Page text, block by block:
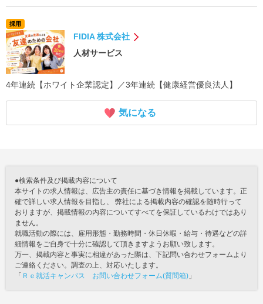
採用
FIDIA 株式会社
人材サービス
4年連続【ホワイト企業認定】／3年連続【健康経営優良法人】
気になる
●検索条件及び掲載内容について
本サイトの求人情報は、広告主の責任に基づき情報を掲載しています。正
確で詳しい求人情報を目指し、 弊社による掲載内容の確認を随時行って
おりますが、掲載情報の内容についてすべてを保証しているわけではあり
ません。
就職活動の際には、雇用形態・勤務時間・休日休暇・給与・待遇などの詳
細情報をご自身で十分に確認して頂きますようお願い致します。
万一、掲載内容と事実に相違があった際は、下記問い合わせフォームより
ご連絡ください。調査の上、対応いたします。
「 Ｒｅ就活キャンパス お問い合わせフォーム(質問箱) 」